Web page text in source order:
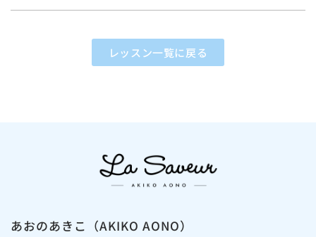
レッスン一覧に戻る
あおのあきこ（AKIKO AONO）